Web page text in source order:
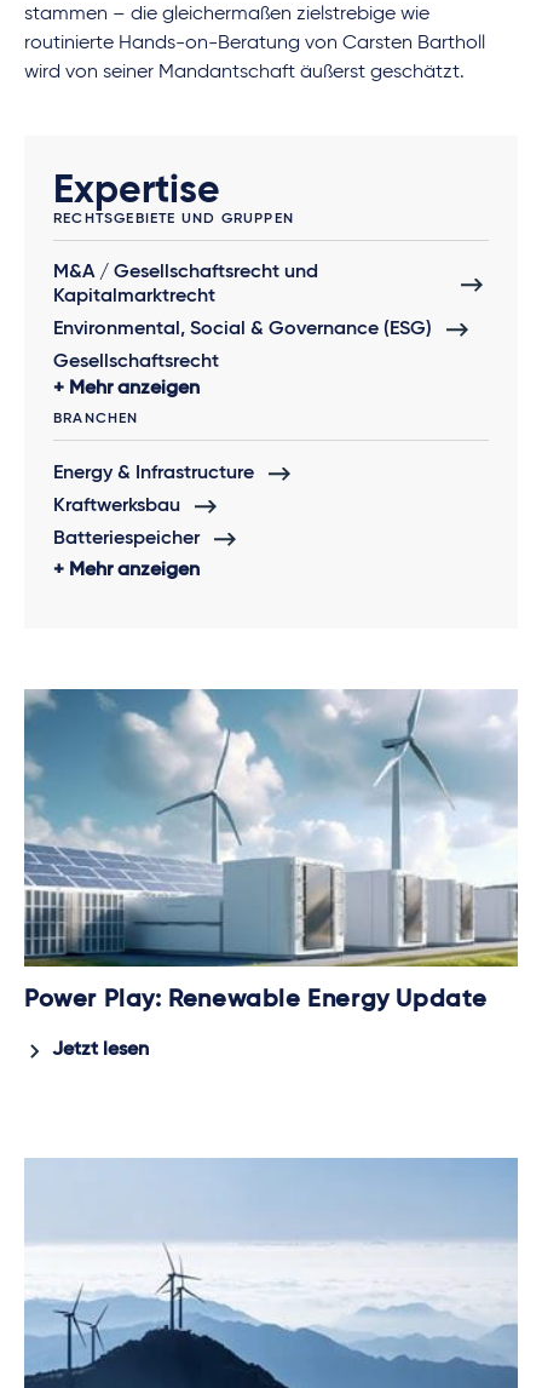
stammen – die gleichermaßen zielstrebige wie
routinierte Hands-on-Beratung von Carsten Bartholl
wird von seiner Mandantschaft äußerst geschätzt.
Expertise
RECHTSGEBIETE UND GRUPPEN
M&A / Gesellschaftsrecht und
Kapitalmarktrecht
Environmental, Social & Governance (ESG)
Gesellschaftsrecht
Mehr anzeigen
BRANCHEN
Energy & Infrastructure
Kraftwerksbau
Batteriespeicher
Mehr anzeigen
Power Play: Renewable Energy Update
Jetzt lesen